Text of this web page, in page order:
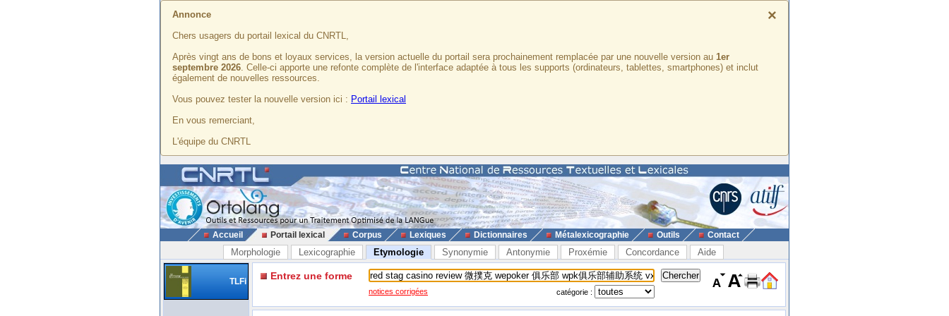
×
Annonce
Chers usagers du portail lexical du CNRTL,
Après vingt ans de bons et loyaux services, la version actuelle du portail sera prochainement remplacée par une nouvelle version au 1er
septembre 2026. Celle-ci apporte une refonte complète de l'interface adaptée à tous les supports (ordinateurs, tablettes, smartphones) et inclut
également de nouvelles ressources.
Vous pouvez tester la nouvelle version ici : Portail lexical
En vous remerciant,
L'équipe du CNRTL
Accueil Portail lexical Corpus Lexiques Dictionnaires Métalexicographie Outils Contact
Morphologie Lexicographie Etymologie Synonymie Antonymie Proxémie Concordance Aide
TLFi Entrez une forme
notices corrigées catégorie :